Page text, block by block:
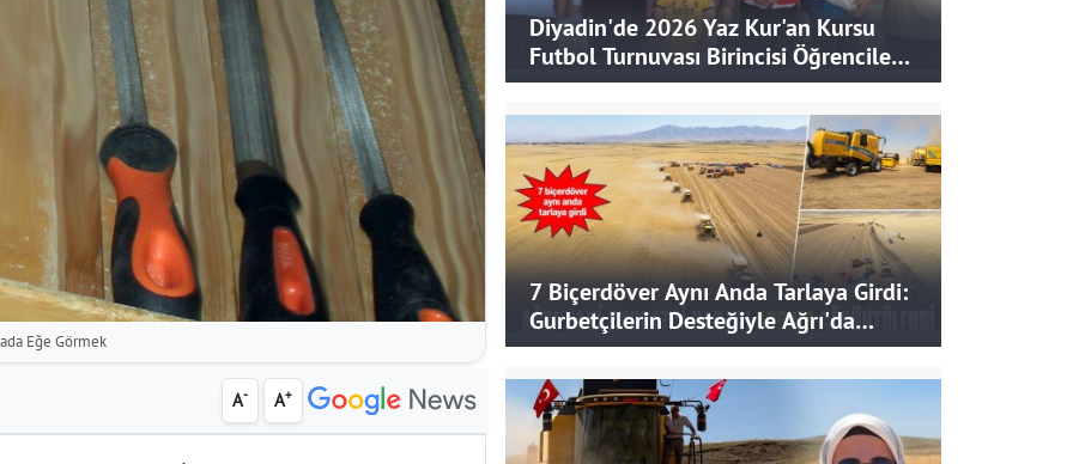
Eğe Görmek
A- A+
Diyadin'de 2026 Yaz Kur'an Kursu
Futbol Turnuvası Birincisi Öğrencilere
Hediye
7 Biçerdöver Aynı Anda Tarlaya Girdi:
Gurbetçilerin Desteğiyle Ağrı'da
Bereketli Hasat